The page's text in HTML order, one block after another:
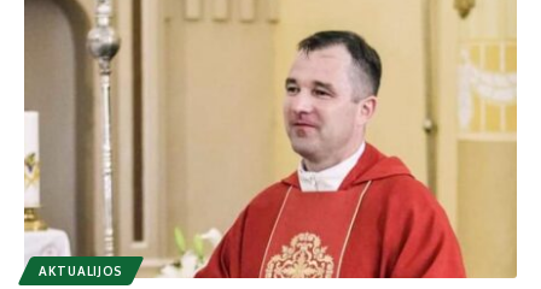
AKTUALIJOS